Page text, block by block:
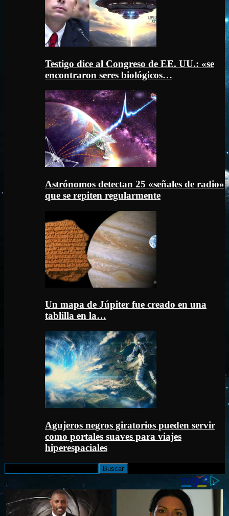
Testigo dice al Congreso de EE. UU.: «se
encontraron seres biológicos…
Astrónomos detectan 25 «señales de radio»
que se repiten regularmente
Un mapa de Júpiter fue creado en una
tablilla en la…
Agujeros negros giratorios pueden servir
como portales suaves para viajes
hiperespaciales